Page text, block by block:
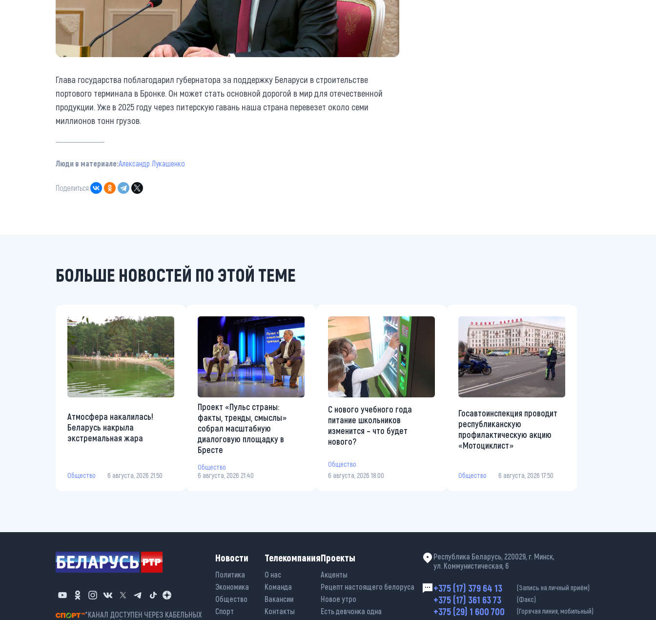
Глава государства поблагодарил губернатора за поддержку Беларуси в строительстве
портового терминала в Бронке. Он может стать основной дорогой в мир для отечественной
продукции. Уже в 2025 году через питерскую гавань наша страна перевезет около семи
миллионов тонн грузов.
Люди в материале:Александр Лукашенко
Поделиться:
БОЛЬШЕ НОВОСТЕЙ ПО ЭТОЙ ТЕМЕ
Атмосфера накалилась!
Беларусь накрыла
экстремальная жара
Общество 6 августа, 2026 21:50
Проект «Пульс страны:
факты, тренды, смыслы»
собрал масштабную
диалоговую площадку в
Бресте
Общество
6 августа, 2026 21:40
С нового учебного года
питание школьников
изменится – что будет
нового?
Общество
6 августа, 2026 18:00
Госавтоинспекция проводит
республиканскую
профилактическую акцию
«Мотоциклист»
Общество 6 августа, 2026 17:50
*КАНАЛ ДОСТУПЕН ЧЕРЕЗ КАБЕЛЬНЫХ
Новости
Политика
Экономика
Общество
Спорт
Телекомпания
О нас
Команда
Вакансии
Контакты
Проекты
Акценты
Рецепт настоящего белоруса
Новое утро
Есть девчонка одна
Республика Беларусь, 220029, г. Минск,
ул. Коммунистическая, 6
+375 (17) 379 64 13 (Запись на личный приём)
+375 (17) 361 63 73 (Факс)
+375 (29) 1 600 700 (Горячая линия, мобильный)